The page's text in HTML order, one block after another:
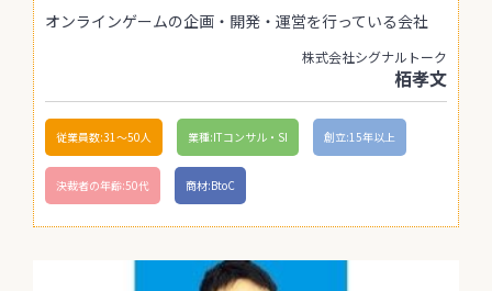
オンラインゲームの企画・開発・運営を行っている会社
株式会社シグナルトーク
栢孝文
従業員数:31〜50人 業種:ITコンサル・SI 創立:15年以上
決裁者の年齢:50代 商材:BtoC